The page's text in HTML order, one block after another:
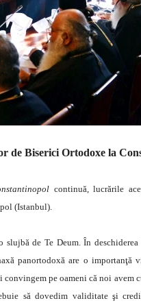
de Biserici Ortodoxe la
continuă, lucrările
(Istanbul).
de Te Deum. În
panortodoxă are o
pe oameni că noi avem
să dovedim validitate şi